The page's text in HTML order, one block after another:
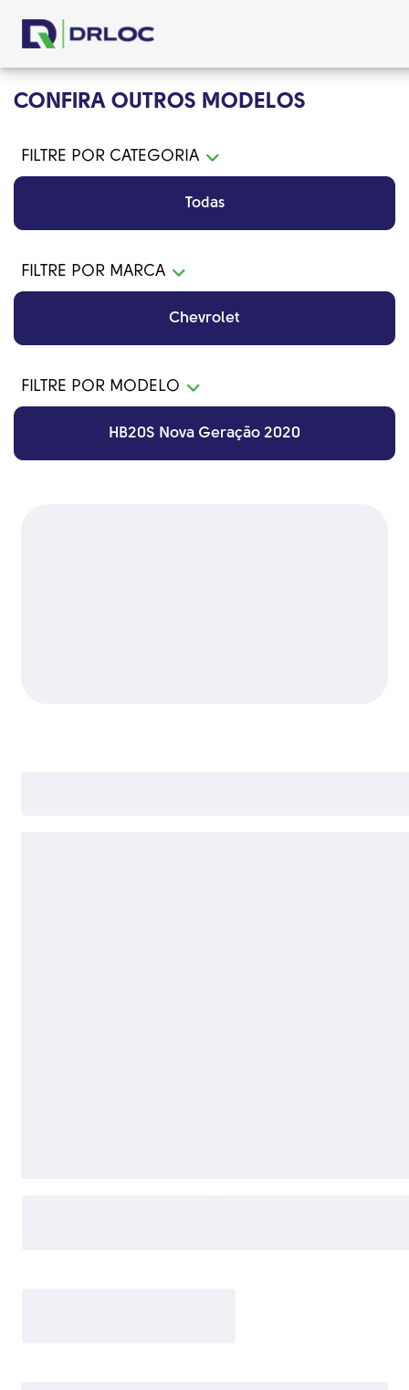
CONFIRA OUTROS MODELOS
FILTRE POR CATEGORIA
Todas
FILTRE POR MARCA
Chevrolet
FILTRE POR MODELO
HB20S Nova Geração 2020